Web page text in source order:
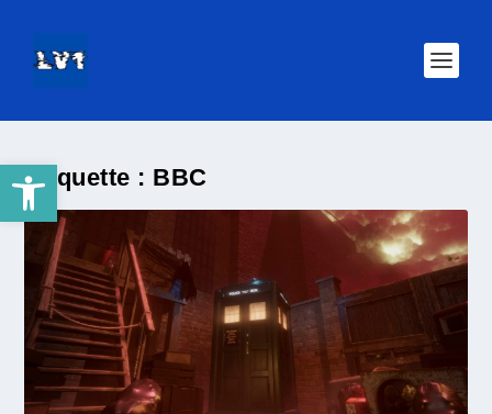
Ouvrir la barre d’outilsÉtiquette : BBC